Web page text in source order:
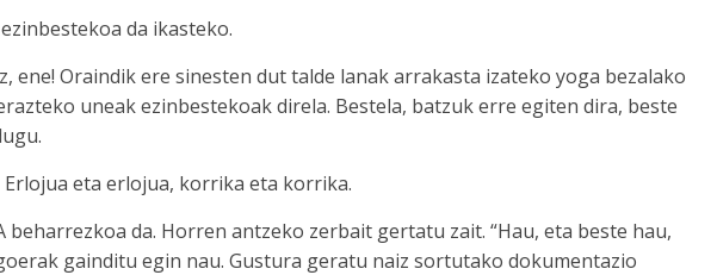
da ikasteko.
ene! Oraindik ere sinesten dut talde lanak arrakasta izateko yoga bezalako
uneak ezinbestekoak direla. Bestela, batzuk erre egiten dira, beste
eta erlojua, korrika eta korrika.
beharrezkoa da. Horren antzeko zerbait gertatu zait. “Hau, eta beste hau,
gainditu egin nau. Gustura geratu naiz sortutako dokumentazio